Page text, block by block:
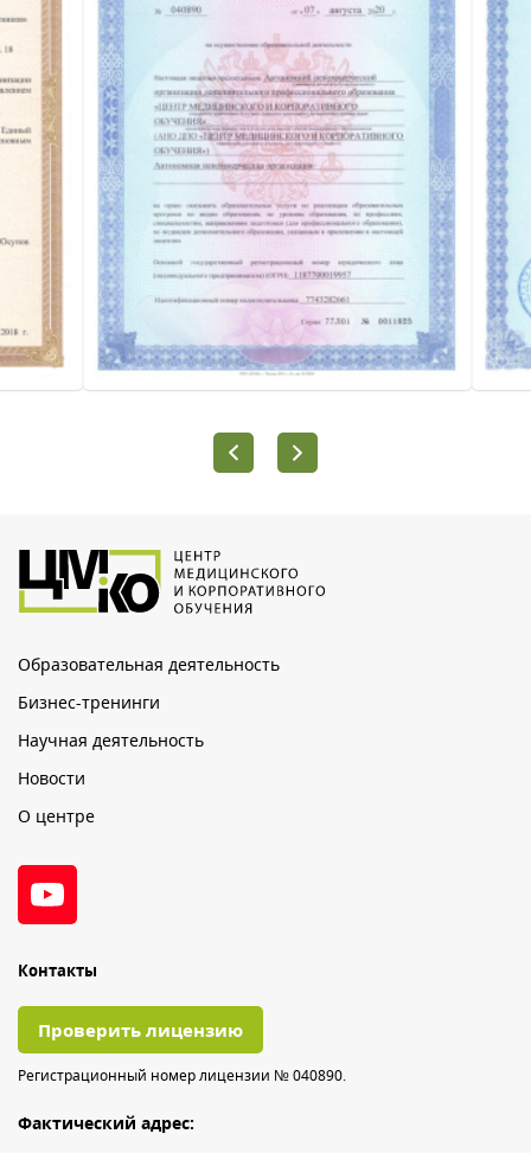
Образовательная деятельность
Бизнес-тренинги
Научная деятельность
Новости
О центре
Контакты
Проверить лицензию
Регистрационный номер лицензии № 040890.
Фактический адрес: